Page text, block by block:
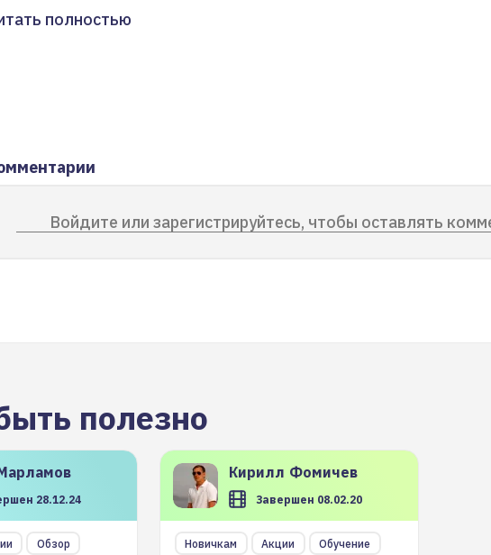
полностью
Войдите или зарегистрируйтесь, чтобы оставлять
полезно
28.12.24
Обзор
Кирилл Фомичев
Завершен 08.02.20
Новичкам Акции Обучение